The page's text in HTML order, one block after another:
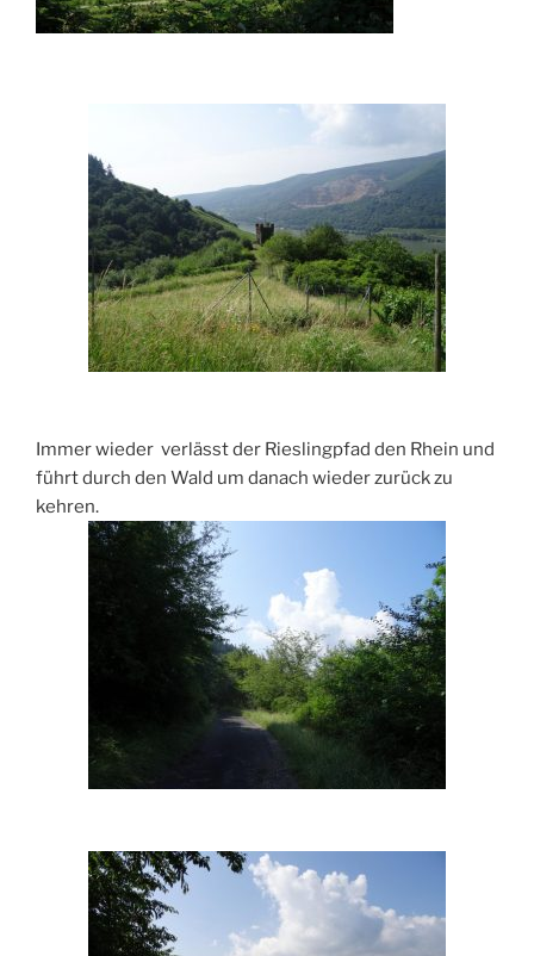
Immer wieder verlässt der Rieslingpfad den Rhein und
führt durch den Wald um danach wieder zurück zu
kehren.